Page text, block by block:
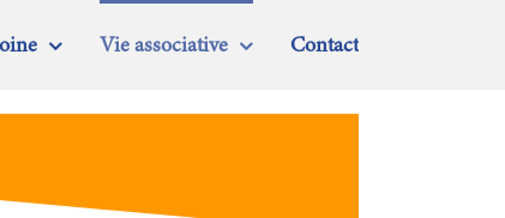
Vie associative Contact